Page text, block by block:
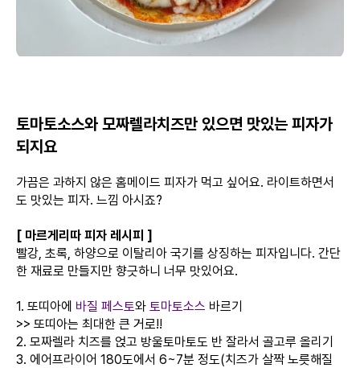
토마토소스와 모짜렐라치즈만 있으면 맛있는 피자가
되지요
가끔은 과하지 않은 홈메이드 피자가 먹고 싶어요. 라이트하면서
도 맛있는 피자. 느낌 아시죠?
[ 마르게리따 피자 레시피 ]
빨강, 초록, 하양으로 이탈리아 국기를 상징하는 피자입니다. 간단
한 재료로 만들지만 향긋하니 너무 맛있어요.
1. 또띠아에 바질 페스토와 토마토소스 바르기
>> 또띠아는 최대한 큰 거로!!
2. 모짜렐라 치즈를 얹고 방울토마토도 반 잘라서 골고루 올리기
3. 에어프라이어 180도에서 6~7분 정도(치즈가 살짝 노릇해질